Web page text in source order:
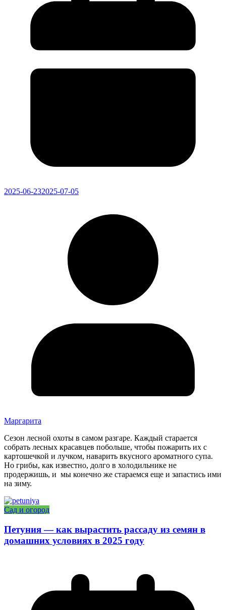
2025-06-232025-07-05
Маргарита
Сезон лесной охоты в самом разгаре. Каждый старается
собрать лесных красавцев побольше, чтобы пожарить их с
картошечкой и лучком, наварить вкусного ароматного супа.
Но грибы, как известно, долго в холодильнике не
продержишь, и мы конечно же стараемся еще и запастись ими
на зиму.
Сад и огород
Петуния — как вырастить рассаду из семян в
домашних условиях в 2025 году